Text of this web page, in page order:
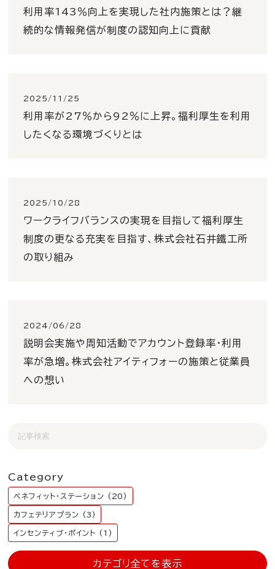
利用率143％向上を実現した社内施策とは？継
続的な情報発信が制度の認知向上に貢献
2025/11/25
利用率が27％から92％に上昇。福利厚生を利用
したくなる環境づくりとは
2025/10/28
ワークライフバランスの実現を目指して福利厚生
制度の更なる充実を目指す、株式会社石井鐵工所
の取り組み
2024/06/28
説明会実施や周知活動でアカウント登録率・利用
率が急増。株式会社アイティフォーの施策と従業員
への想い
Category
ベネフィット・ステーション (20)
カフェテリアプラン (3)
インセンティブ・ポイント (1)
カテゴリ全てを表示